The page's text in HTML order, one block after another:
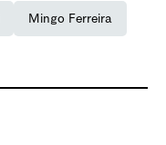
Mingo Ferreira